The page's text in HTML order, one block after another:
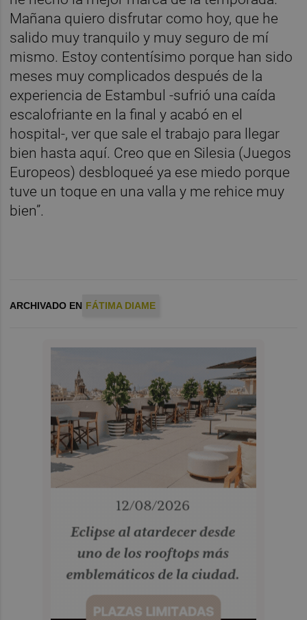
Mañana quiero disfrutar como hoy, que he
salido muy tranquilo y muy seguro de mí
mismo. Estoy contentísimo porque han sido
meses muy complicados después de la
experiencia de Estambul -sufrió una caída
escalofriante en la final y acabó en el
hospital-, ver que sale el trabajo para llegar
bien hasta aquí. Creo que en Silesia (Juegos
Europeos) desbloqueé ya ese miedo porque
tuve un toque en una valla y me rehice muy
bien”.
ARCHIVADO EN FÁTIMA DIAME